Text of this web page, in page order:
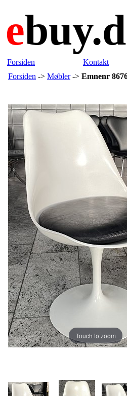
e
Forsiden Kontakt
Forsiden -> Møbler-> Emnenr
Touch to zoom